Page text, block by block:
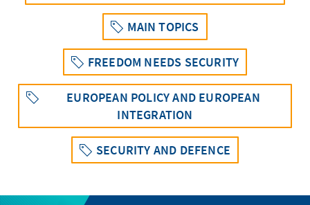
MAIN TOPICS
FREEDOM NEEDS SECURITY
EUROPEAN POLICY AND EUROPEAN
INTEGRATION
SECURITY AND DEFENCE